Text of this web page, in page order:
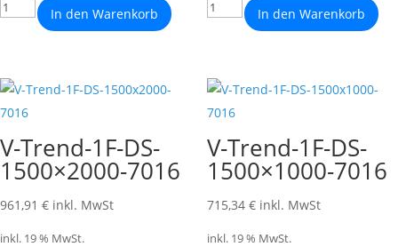
In den Warenkorb In den Warenkorb
V-Trend-1F-DS-
1500×2000-7016
961,91 € inkl. MwSt
inkl. 19 % MwSt.
V-Trend-1F-DS-
1500×1000-7016
715,34 € inkl. MwSt
inkl. 19 % MwSt.